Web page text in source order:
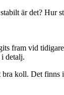
är det? Hur
fram vid
detalj.
koll. Det finns